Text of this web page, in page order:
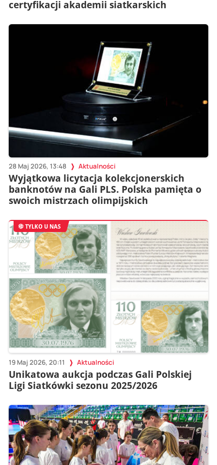
certyfikacji akademii siatkarskich
28 Maj 2026, 13:48 Aktualności
Wyjątkowa licytacja kolekcjonerskich
banknotów na Gali PLS. Polska pamięta o
swoich mistrzach olimpijskich
TYLKO U NAS
19 Maj 2026, 20:11 Aktualności
Unikatowa aukcja podczas Gali Polskiej
Ligi Siatkówki sezonu 2025/2026